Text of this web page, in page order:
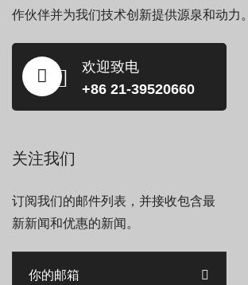
作伙伴并为我们技术创新提供源泉和动力。
欢迎致电
+86 21-39520660
关注我们
订阅我们的邮件列表，并接收包含最
新新闻和优惠的新闻。